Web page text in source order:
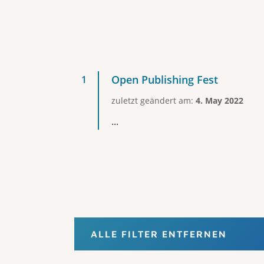
Open Publishing Fest
zuletzt geändert am: 4. May 2022
...
ALLE FILTER ENTFERNEN